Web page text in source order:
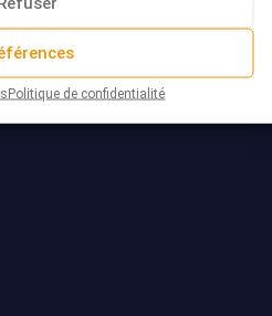
Politique de confidentialité